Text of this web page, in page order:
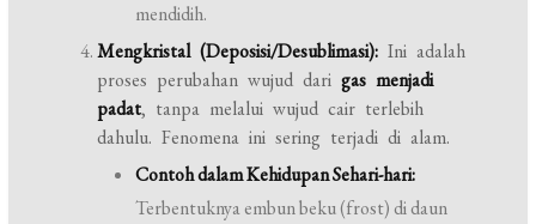
mendidih.
Mengkristal (Deposisi/Desublimasi): Ini adalah
proses perubahan wujud darigas menjadi
padat, tanpa melalui wujud cair terlebih
dahulu. Fenomena ini sering terjadi di alam.
Contoh dalam Kehidupan Sehari-hari:
Terbentuknya embun beku (frost) di daun